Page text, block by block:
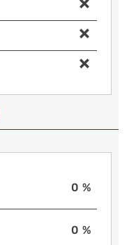
0 %
0 %